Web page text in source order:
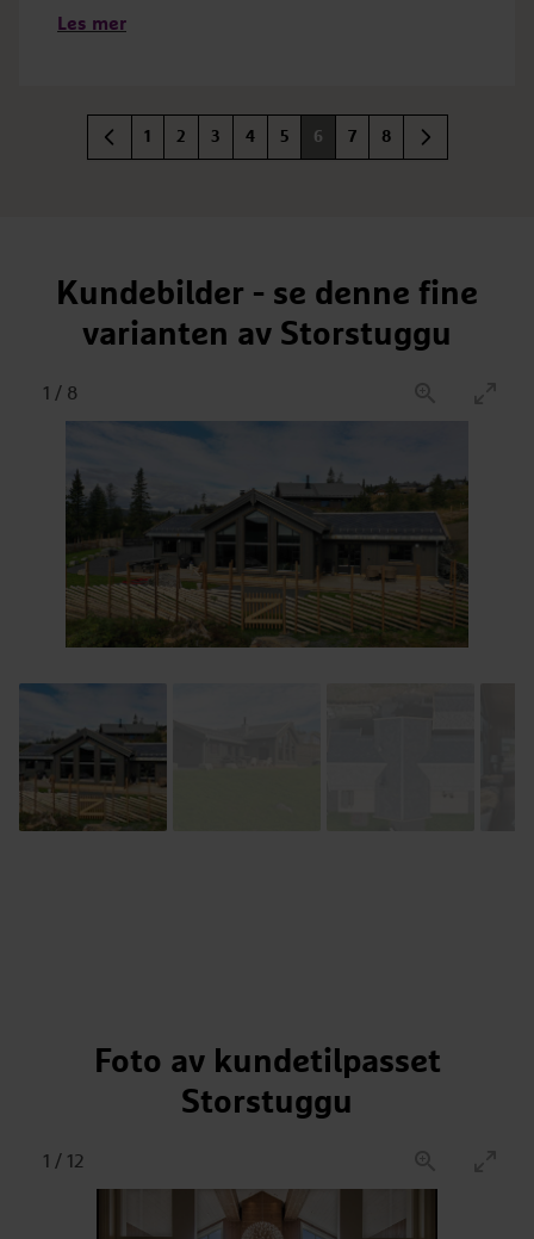
Les mer
1 2 3 4 5 6 7 8
Kundebilder - se denne fine
varianten av Storstuggu
1 / 8
Foto av kundetilpasset
Storstuggu
1 / 12